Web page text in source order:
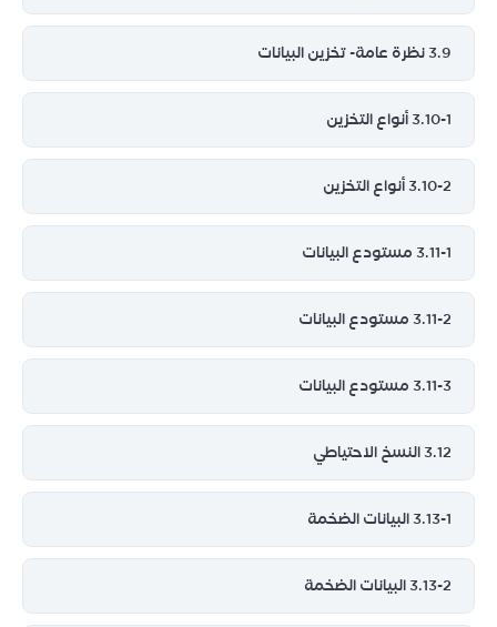
3.9 نظرة عامة- تخزين البيانات
3.10-1 أنواع التخزين
3.10-2 أنواع التخزين
3.11-1 مستودع البيانات
3.11-2 مستودع البيانات
3.11-3 مستودع البيانات
3.12 النسخ الاحتياطي
3.13-1 البيانات الضخمة
3.13-2 البيانات الضخمة